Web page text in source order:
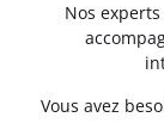
Nos
Vous avez